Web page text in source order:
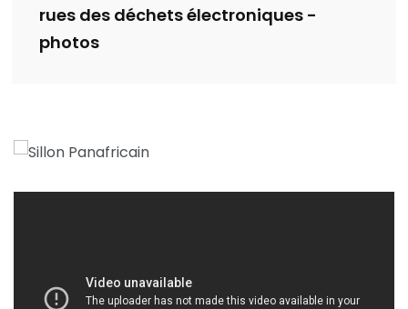
rues des déchets électroniques -
photos